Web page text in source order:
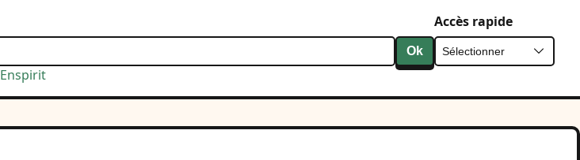
Enspirit
Ok
Accès rapide